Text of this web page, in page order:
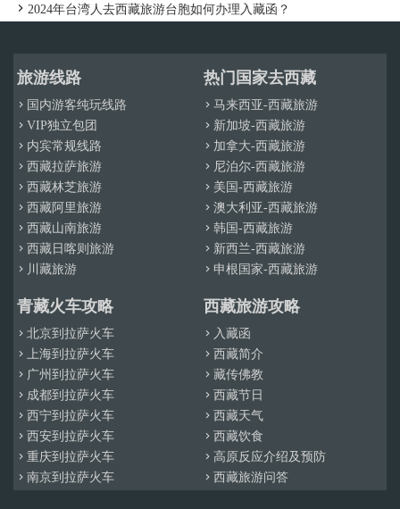
 2024年台湾人去西藏旅游台胞如何办理入藏函？
旅游线路
 国内游客纯玩线路
 VIP独立包团
 内宾常规线路
 西藏拉萨旅游
 西藏林芝旅游
 西藏阿里旅游
 西藏山南旅游
 西藏日喀则旅游
 川藏旅游
热门国家去西藏
 马来西亚-西藏旅游
 新加坡-西藏旅游
 加拿大-西藏旅游
 尼泊尔-西藏旅游
 美国-西藏旅游
 澳大利亚-西藏旅游
 韩国-西藏旅游
 新西兰-西藏旅游
 申根国家-西藏旅游
青藏火车攻略
 北京到拉萨火车
 上海到拉萨火车
 广州到拉萨火车
 成都到拉萨火车
 西宁到拉萨火车
 西安到拉萨火车
 重庆到拉萨火车
 南京到拉萨火车
西藏旅游攻略
 入藏函
 西藏简介
 藏传佛教
 西藏节日
 西藏天气
 西藏饮食
 高原反应介绍及预防
 西藏旅游问答